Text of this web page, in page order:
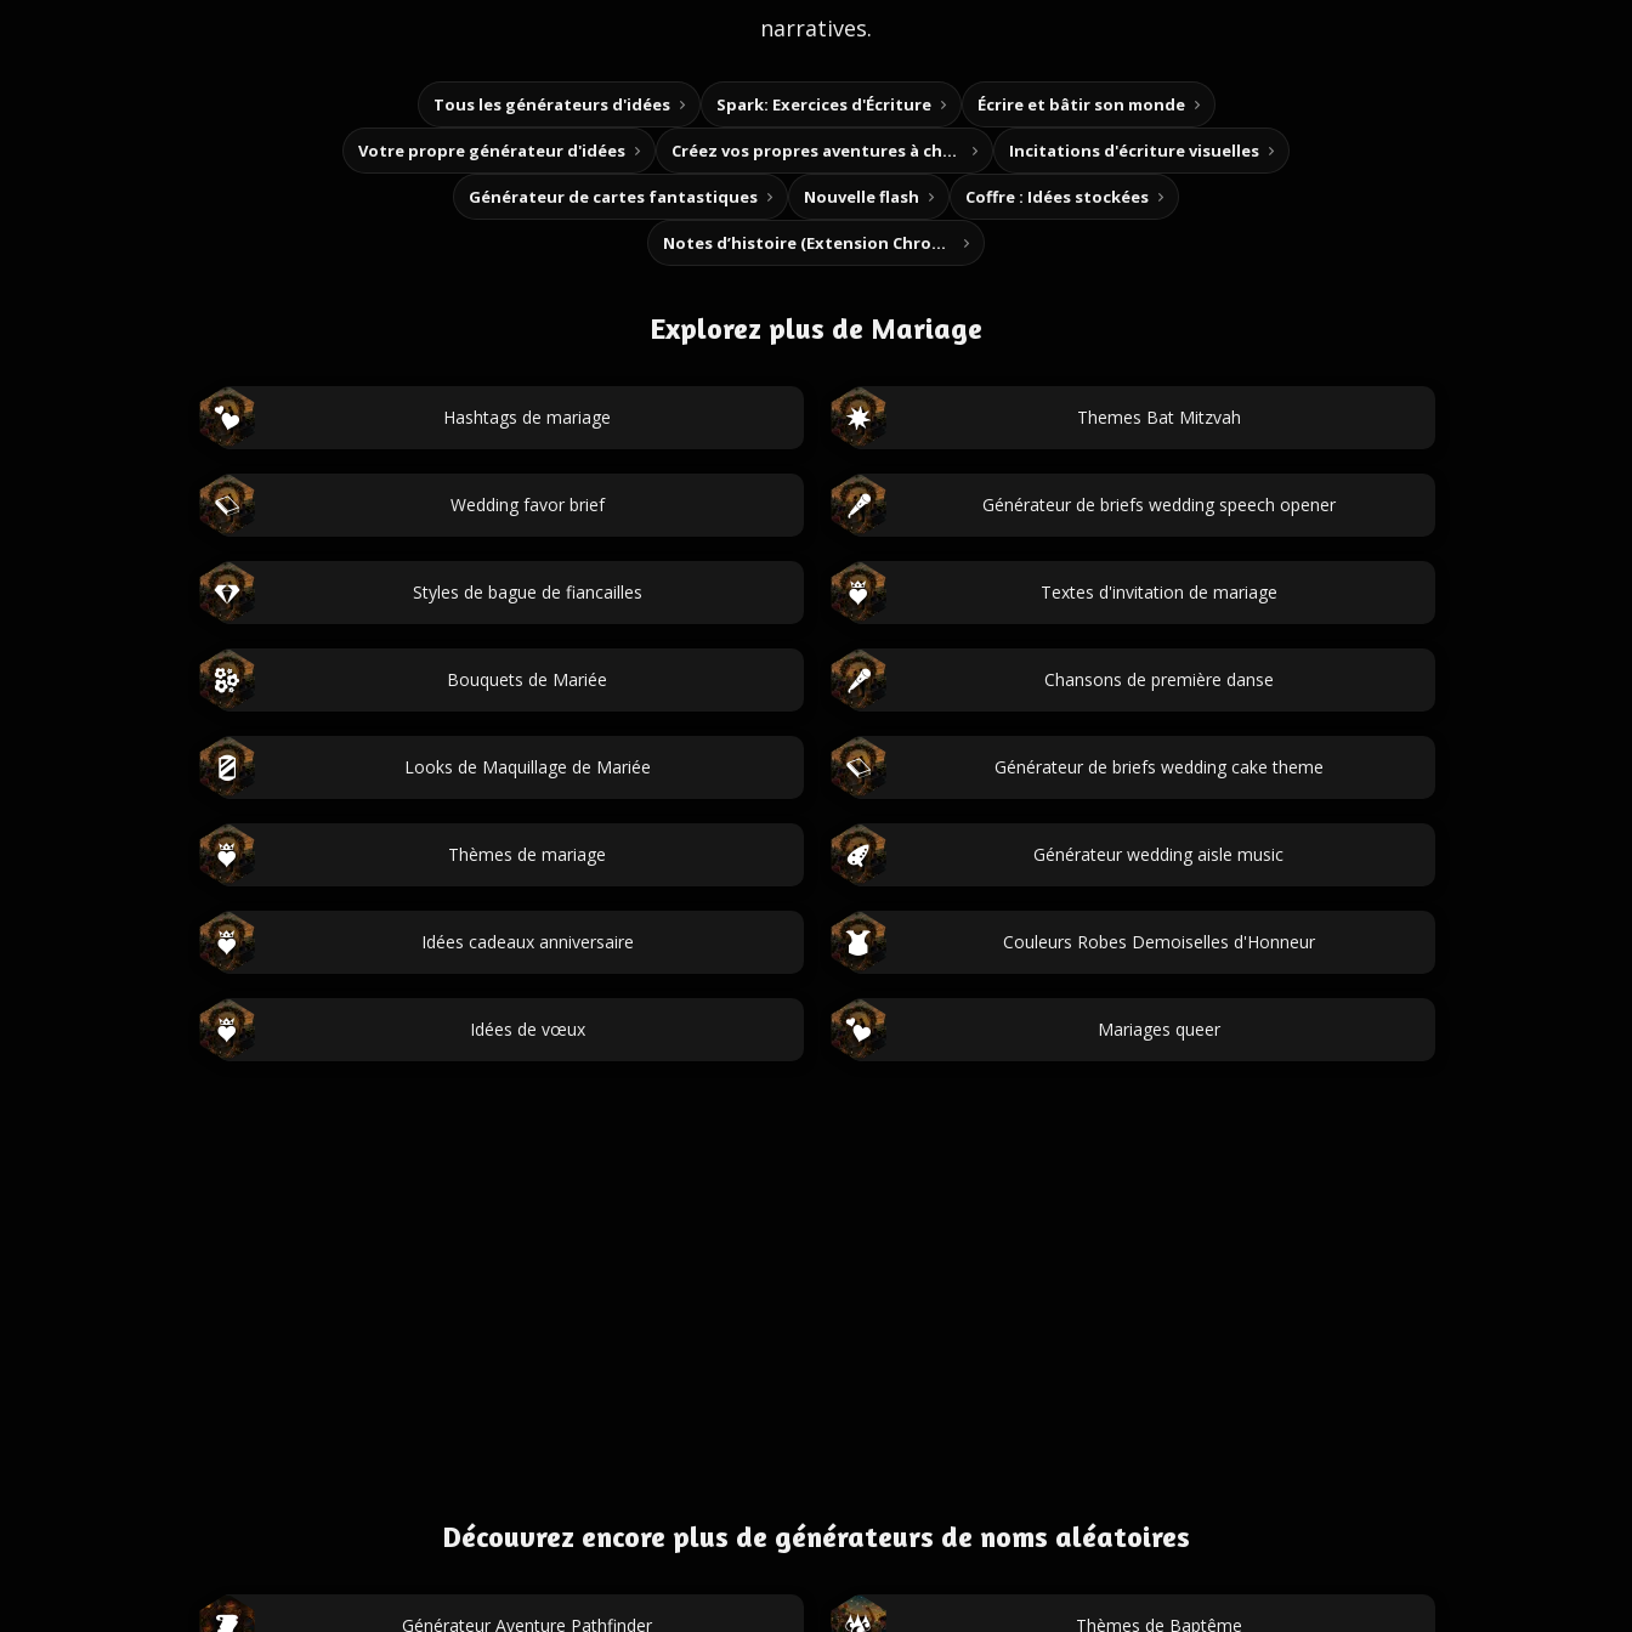
narratives.
Tous les générateurs d'idées Spark: Exercices d'Écriture Écrire et bâtir son monde
Votre propre générateur d'idées Créez vos propres aventures à choix Incitations d'écriture visuelles
Générateur de cartes fantastiques Nouvelle flash Coffre : Idées stockées
Notes d’histoire (Extension Chrome)
Explorez plus de Mariage
Hashtags de mariage Themes Bat Mitzvah
Wedding favor brief Générateur de briefs wedding speech opener
Styles de bague de fiancailles Textes d'invitation de mariage
Bouquets de Mariée Chansons de première danse
Looks de Maquillage de Mariée Générateur de briefs wedding cake theme
Thèmes de mariage Générateur wedding aisle music
Idées cadeaux anniversaire Couleurs Robes Demoiselles d'Honneur
Idées de vœux Mariages queer
Découvrez encore plus de générateurs de noms aléatoires
Générateur Aventure Pathfinder Thèmes de Baptême